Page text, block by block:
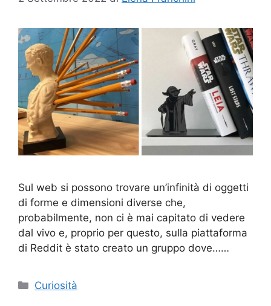
Sul web si possono trovare un’infinità di oggetti
di forme e dimensioni diverse che,
probabilmente, non ci è mai capitato di vedere
dal vivo e, proprio per questo, sulla piattaforma
di Reddit è stato creato un gruppo dove……
Categorie
Curiosità